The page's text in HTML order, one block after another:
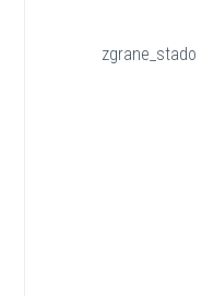
zgrane_stado